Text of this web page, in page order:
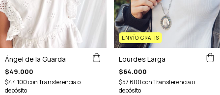
Ángel de la Guarda
$49.000
$44.100conTransferencia o
depósito
ENVÍO GRATIS
Lourdes Larga
$64.000
$57.600conTransferencia o
depósito